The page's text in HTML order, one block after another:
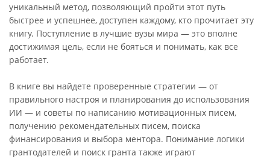
уникальный метод, позволяющий пройти этот путь
быстрее и успешнее, доступен каждому, кто прочитает эту
книгу. Поступление в лучшие вузы мира — это вполне
достижимая цель, если не бояться и понимать, как все
работает.
В книге вы найдете проверенные стратегии — от
правильного настроя и планирования до использования
ИИ — и советы по написанию мотивационных писем,
получению рекомендательных писем, поиска
финансирования и выбора ментора. Понимание логики
грантодателей и поиск гранта также играют